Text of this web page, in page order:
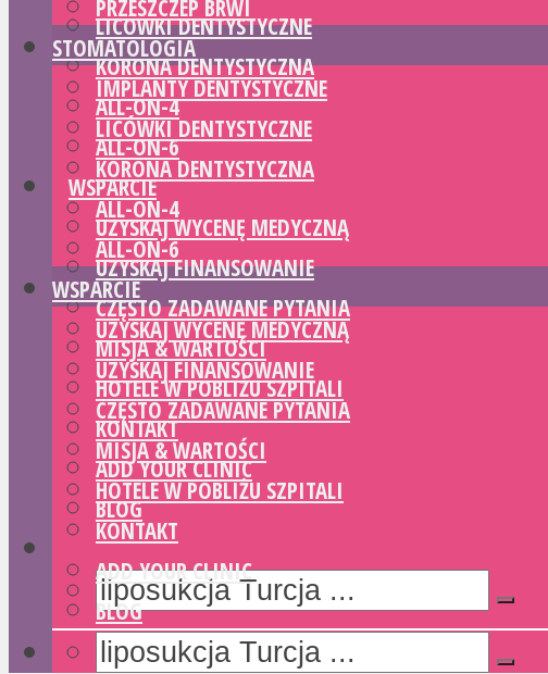
LICÓWKI DENTYSTYCZNE
KORONA DENTYSTYCZNA
ALL-ON-4
ALL-ON-6
WSPARCIE
UZYSKAJ WYCENĘ MEDYCZNĄ
UZYSKAJ FINANSOWANIE
CZĘSTO ZADAWANE PYTANIA
MISJA & WARTOŚCI
HOTELE W POBLIŻU SZPITALI
KONTAKT
ADD YOUR CLINIC
BLOG
PRZESZCZEP BRWI
STOMATOLOGIA
IMPLANTY DENTYSTYCZNE
LICÓWKI DENTYSTYCZNE
KORONA DENTYSTYCZNA
ALL-ON-4
ALL-ON-6
WSPARCIE
UZYSKAJ WYCENĘ MEDYCZNĄ
UZYSKAJ FINANSOWANIE
CZĘSTO ZADAWANE PYTANIA
MISJA & WARTOŚCI
HOTELE W POBLIŻU SZPITALI
KONTAKT
ADD YOUR CLINIC
BLOG